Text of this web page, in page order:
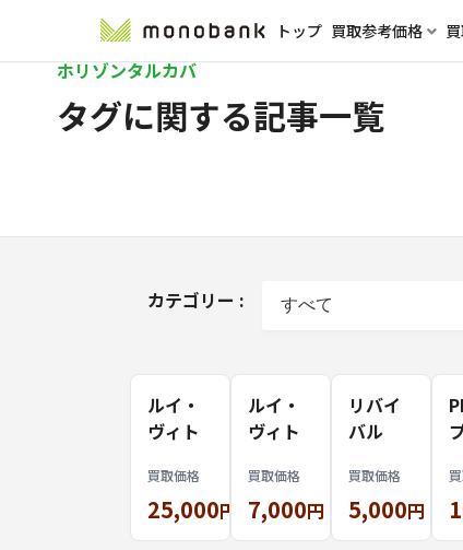
トップ 買取参考価格
ホリゾンタルカバ
タグに関する記事一覧
カテゴリー
ルイ・
ヴィト
グ 買取
モノグ
ラム ス
買取価格
25,000円
ルイ・
ヴィト
グ 買取
ヴェル
ニ コ
買取価格
7,000円
リバイ
バル
リーヌ
マカダ
ム ハン
買取価格
5,000円